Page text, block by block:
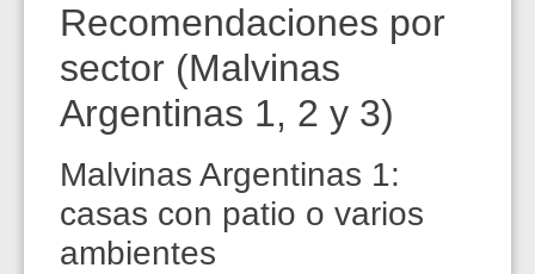
Recomendaciones por
sector (Malvinas
Argentinas 1, 2 y 3)
Malvinas Argentinas 1:
casas con patio o varios
ambientes